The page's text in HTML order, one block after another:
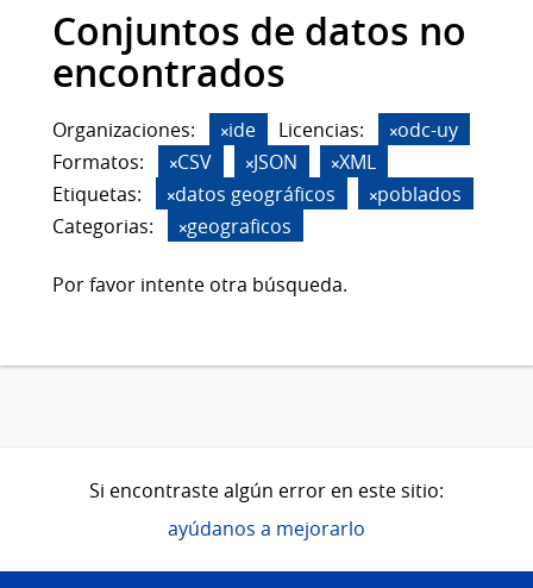
Conjuntos de datos no
encontrados
Organizaciones: ide Licencias:
odc-uy
Formatos:
CSV JSON
XML
Etiquetas:
datos geográficos
poblados
Categorias:
geograficos
Por favor intente otra búsqueda.
Si encontraste algún error en este sitio:
ayúdanos a mejorarlo